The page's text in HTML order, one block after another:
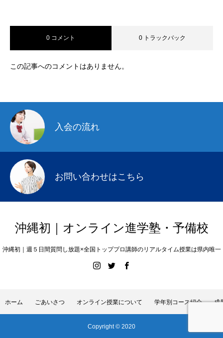
0 コメント 0 トラックバック
この記事へのコメントはありません。
入会の流れ
お問い合わせはこちら
沖縄初｜オンライン進学塾・予備校
沖縄初｜週５日間質問し放題×全国トッププロ講師のリアルタイム授業は県内唯一
ホーム ごあいさつ オンライン授業について 学年別コース紹介 成
Copyright © 2020